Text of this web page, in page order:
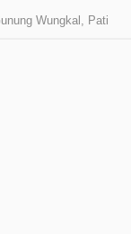
Wungkal, Pati